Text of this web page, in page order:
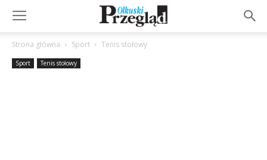
Strona główna Sport Tenis stołowy
Sport Tenis stołowy